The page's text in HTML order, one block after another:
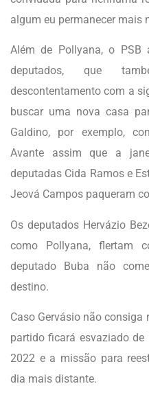
algum eu permanecer mais
Além de Pollyana, o
deputados, que
descontentamento com a
buscar uma nova casa
Galdino, por exemplo,
Avante assim que a
deputadas Cida Ramos e
Jeová Campos paqueram
Os deputados Hervázio
como Pollyana, flertam
deputado Buba não
destino.
Caso Gervásio não consiga
partido ficará esvaziado
2022 e a missão para
dia mais distante.